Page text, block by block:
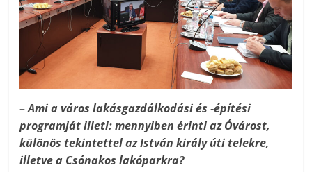
– Ami a város lakásgazdálkodási és -építési
programját illeti: mennyiben érinti az Óvárost,
különös tekintettel az István király úti telekre,
illetve a Csónakos lakóparkra?